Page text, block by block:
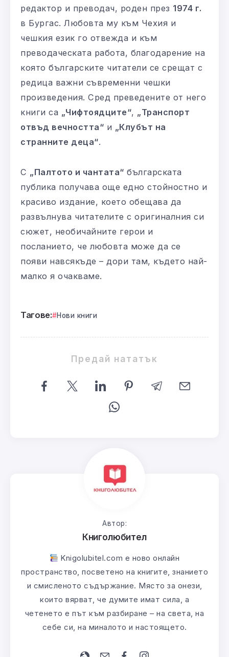
редактор и преводач, роден през 1974 г.
в Бургас. Любовта му към Чехия и
чешкия език го отвежда и към
преводаческата работа, благодарение на
която българските читатели се срещат с
редица важни съвременни чешки
произведения. Сред преведените от него
книги са „Чифтоядците“, „Транспорт
отвъд вечността“ и „Клубът на
странните деца“.
С „Палтото и чантата“ българската
публика получава още едно стойностно и
красиво издание, което обещава да
развълнува читателите с оригиналния си
сюжет, необичайните герои и
посланието, че любовта може да се
появи навсякъде – дори там, където най-
малко я очакваме.
Тагове: Нови книги
Предай нататък
Автор:
Книголюбител
Knigolubitel.com е ново онлайн
пространство, посветено на книгите, знанието
и смисленото съдържание. Място за онези,
които вярват, че думите имат сила, а
четенето е път към разбиране – на света, на
себе си, на миналото и настоящето.